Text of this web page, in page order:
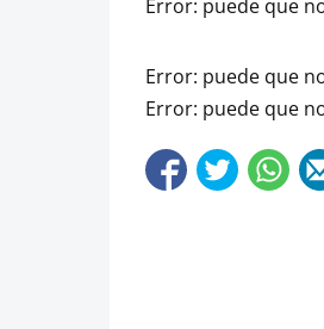
Error: puede que
Error: puede que
Error: puede que